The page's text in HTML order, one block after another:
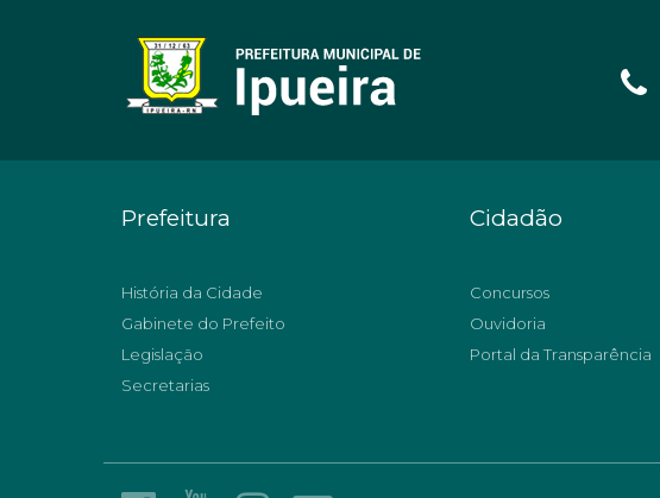
Prefeitura
História da Cidade
Gabinete do Prefeito
Legislação
Secretarias
Cidadão
Concursos
Ouvidoria
Portal da Transparência